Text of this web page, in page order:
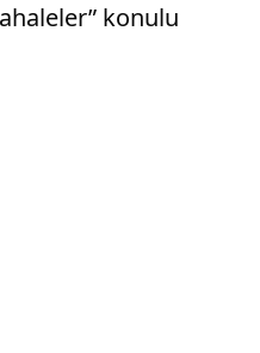
konulu